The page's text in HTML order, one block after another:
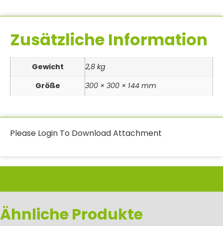
Zusätzliche Information
Gewicht
2,8 kg
Größe
300 × 300 × 144 mm
Please Login To Download Attachment
Ähnliche Produkte